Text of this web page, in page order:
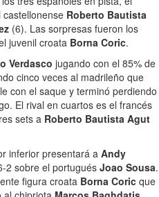
castellonense Roberto Bautista
(6). Las sorpresas fueron los
juvenil croata Borna Coric.
Verdasco jugando con el 85% de
cinco veces al madrileño que
con el saque y terminó perdiendo
El rival en cuartos es el francés
sets a Roberto Bautista Agut
inferior presentará a Andy
2 sobre el portugués Joao Sousa.
figura croata Borna Coric que